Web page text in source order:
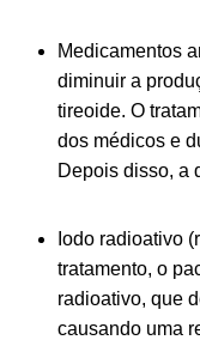
Medicamentos
diminuir a
tireoide. O
dos médicos e
Depois disso, a
Iodo radioativo
tratamento, o
radioativo, que
causando uma